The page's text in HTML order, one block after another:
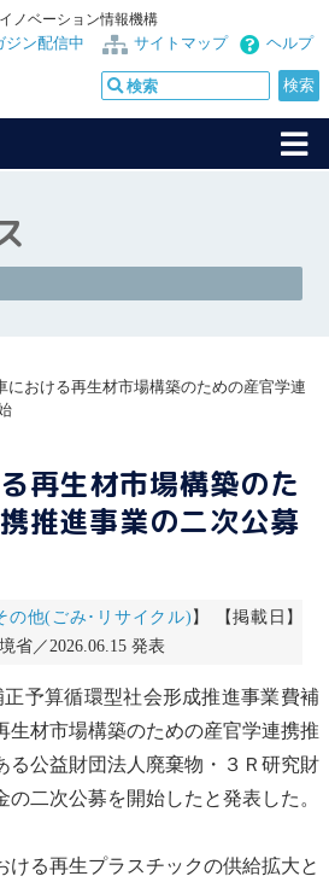
ノベーション情報機構
ヘルプ
サイトマップ
ジン配信中
における再生材市場構築のための産官学連
再生材市場構築のた
推進事業の二次公募
の他(ごみ･リサイクル) 】 【掲載日】
省／2026.06.15 発表
正予算循環型社会形成推進事業費補
生材市場構築のための産官学連携推
る公益財団法人 廃棄物 ・３Ｒ研究財
の二次公募を開始したと発表した。
ける再生プラスチックの供給拡大と